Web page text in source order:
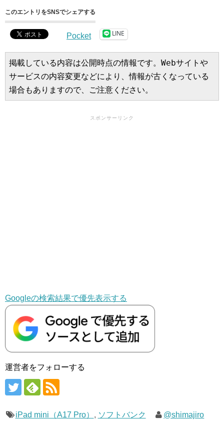
このエントリをSNSでシェアする
Pocket LINE
掲載している内容は公開時点の情報です。Webサイトや
サービスの内容変更などにより、情報が古くなっている
場合もありますので、ご注意ください。
スポンサーリンク
Googleの検索結果で優先表示する
運営者をフォローする
iPad mini（A17 Pro） , ソフトバンク @shimajiro